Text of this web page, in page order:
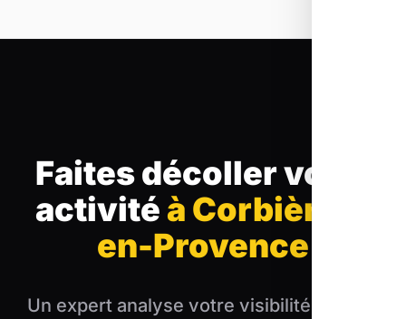
Faites décoller votre
activitéà Corbières-
en-Provence
Un expert analyse votre visibilité et vous